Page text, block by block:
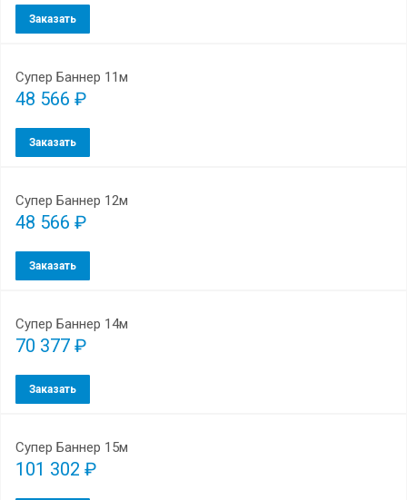
Заказать
Супер Баннер 11м
48 566 ₽
Заказать
Супер Баннер 12м
48 566 ₽
Заказать
Супер Баннер 14м
70 377 ₽
Заказать
Супер Баннер 15м
101 302 ₽